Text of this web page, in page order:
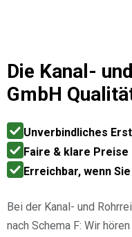
Die Kanal-
GmbH
Unverbindliches
Faire & klare Preise
Erreichbar, wenn
Bei der Kanal- und
nach Schema F: Wir